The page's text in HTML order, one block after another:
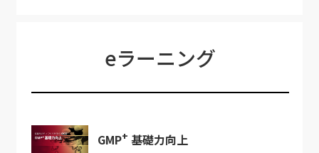
eラーニング
GMP+ 基礎力向上